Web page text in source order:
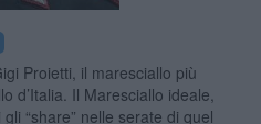
Proietti, il maresciallo più
d’Italia. Il Maresciallo ideale,
“share” nelle serate di quel